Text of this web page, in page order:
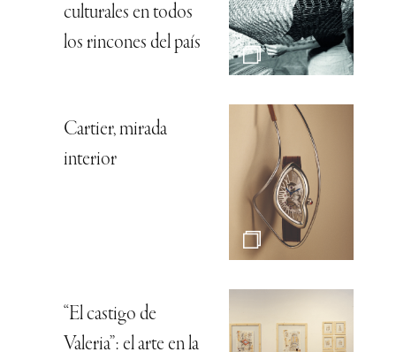
culturales en todos
los rincones del país
Cartier, mirada
interior
“El castigo de
Valeria”: el arte en la